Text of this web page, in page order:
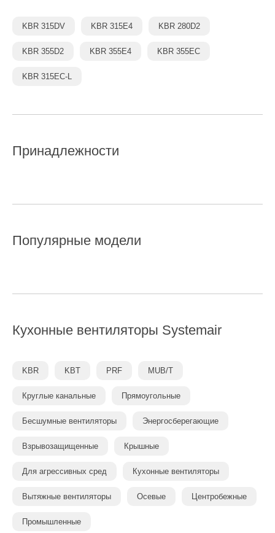
KBR 315DV KBR 315E4 KBR 280D2
KBR 355D2 KBR 355E4 KBR 355EC
KBR 315EC-L
Принадлежности
Популярные модели
Кухонные вентиляторы Systemair
KBR KBT PRF MUB/T
Круглые канальные Прямоугольные
Бесшумные вентиляторы Энергосберегающие
Взрывозащищенные Крышные
Для агрессивных сред Кухонные вентиляторы
Вытяжные вентиляторы Осевые Центробежные
Промышленные